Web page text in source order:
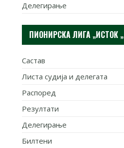
Делегирање
ПИОНИРСКА ЛИГА „ИСТОК „
Састав
Листа судија и делегата
Распоред
Резултати
Делегирање
Билтени